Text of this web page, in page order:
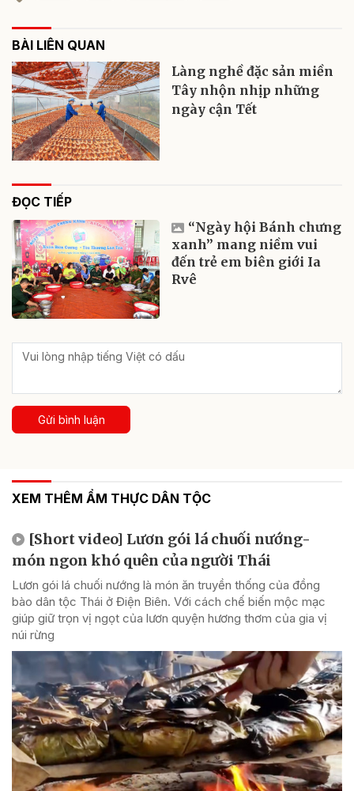
BÀI LIÊN QUAN
Làng nghề đặc sản miền
Tây nhộn nhịp những
ngày cận Tết
ĐỌC TIẾP
“Ngày hội Bánh chưng
xanh” mang niềm vui
đến trẻ em biên giới Ia
Rvê
Gửi bình luận
XEM THÊM ẨM THỰC DÂN TỘC
[Short video] Lươn gói lá chuối nướng-
món ngon khó quên của người Thái
Lươn gói lá chuối nướng là món ăn truyền thống của đồng
bào dân tộc Thái ở Điện Biên. Với cách chế biến mộc mạc
giúp giữ trọn vị ngọt của lươn quyện hương thơm của gia vị
núi rừng